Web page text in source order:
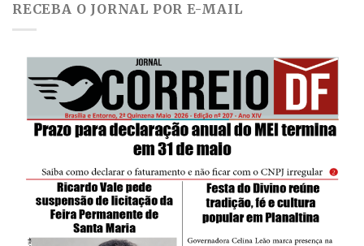
RECEBA O JORNAL POR E-MAIL